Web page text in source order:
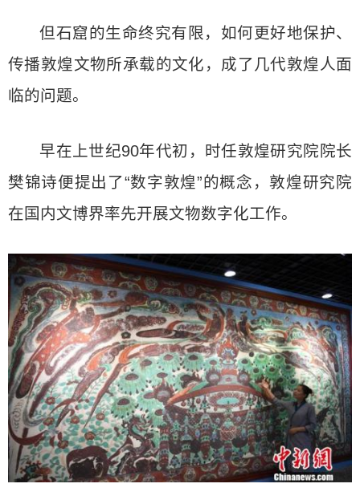
但石窟的生命终究有限，如何更好地保护、
传播敦煌文物所承载的文化，成了几代敦煌人面
临的问题。
早在上世纪90年代初，时任敦煌研究院院长
樊锦诗便提出了“数字敦煌”的概念，敦煌研究院
在国内文博界率先开展文物数字化工作。